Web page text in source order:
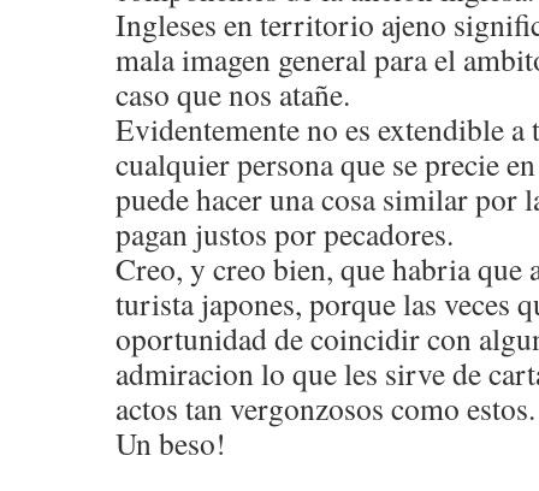
Ingleses en territorio ajeno
mala imagen general para el
caso que nos atañe.
Evidentemente no es extendible a
cualquier persona que se precie
puede hacer una cosa similar por
pagan justos por pecadores.
Creo, y creo bien, que habria que
turista japones, porque las veces
oportunidad de coincidir con
admiracion lo que les sirve de
actos tan vergonzosos como estos.
Un beso!